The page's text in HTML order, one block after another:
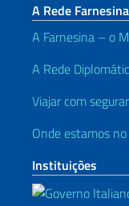
A Rede Farnesina
A Farnesina – o
A Rede
Viajar com
Onde estamos
Instituições